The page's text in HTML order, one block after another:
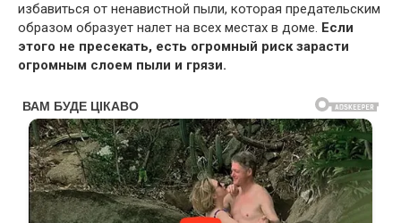
избавиться от ненавистной пыли, которая предательским
образом образует налет на всех местах в доме. Если
этого не пресекать, есть огромный риск зарасти
огромным слоем пыли и грязи.